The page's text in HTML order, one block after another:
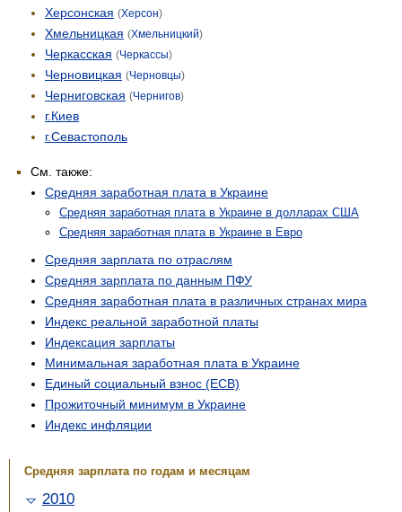
Херсонская (Херсон)
Хмельницкая (Хмельницкий)
Черкасская (Черкассы)
Черновицкая (Черновцы)
Черниговская (Чернигов)
г.Киев
г.Севастополь
См. также:
Средняя заработная плата в Украине
Средняя заработная плата в Украине в долларах США
Средняя заработная плата в Украине в Евро
Средняя зарплата по отраслям
Средняя зарплата по данным ПФУ
Средняя заработная плата в различных странах мира
Индекс реальной заработной платы
Индексация зарплаты
Минимальная заработная плата в Украине
Единый социальный взнос (ЕСВ)
Прожиточный минимум в Украине
Индекс инфляции
Средняя зарплата по годам и месяцам
2010